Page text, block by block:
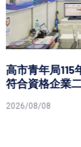
彈性開放